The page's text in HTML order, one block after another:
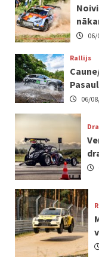
06/
Rallijs
06/